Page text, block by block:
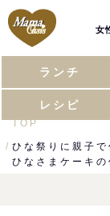
女
ランチ
レシピ
TOP
ひな祭りに親子
ひなさまケーキの